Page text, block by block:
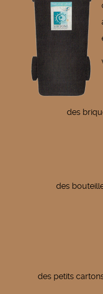
des
des
des petits